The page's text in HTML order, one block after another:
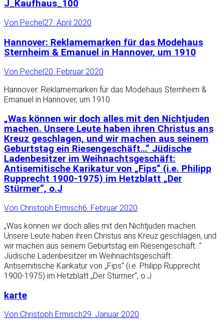
J_Kaufhaus_100
Von Pechel27. April 2020
Hannover: Reklamemarken für das Modehaus
Sternheim & Emanuel in Hannover, um 1910
Von Pechel20. Februar 2020
Hannover: Reklamemarken für das Modehaus Sternheim &
Emanuel in Hannover, um 1910
„Was können wir doch alles mit den Nichtjuden
machen. Unsere Leute haben ihren Christus ans
Kreuz geschlagen, und wir machen aus seinem
Geburtstag ein Riesengeschäft…“ Jüdische
Ladenbesitzer im Weihnachtsgeschäft:
Antisemitische Karikatur von „Fips“ (i.e. Philipp
Rupprecht 1900-1975) im Hetzblatt „Der
Stürmer“, o.J
Von Christoph Ermisch6. Februar 2020
„Was können wir doch alles mit den Nichtjuden machen.
Unsere Leute haben ihren Christus ans Kreuz geschlagen, und
wir machen aus seinem Geburtstag ein Riesengeschäft…“
Jüdische Ladenbesitzer im Weihnachtsgeschäft:
Antisemitische Karikatur von „Fips“ (i.e. Philipp Rupprecht
1900-1975) im Hetzblatt „Der Stürmer“, o.J.
karte
Von Christoph Ermisch29. Januar 2020